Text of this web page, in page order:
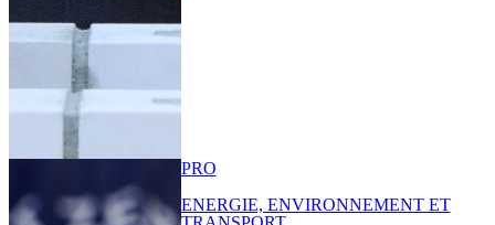
PRO
ENERGIE, ENVIRONNEMENT ET